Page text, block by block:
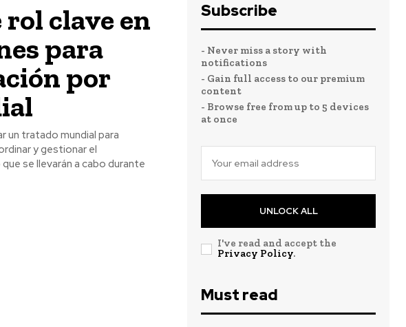
clave en
para
por
un tratado mundial para
y gestionar el
se llevarán a cabo durante
Subscribe
- Never miss a story with
notifications
- Gain full access to our premium
content
- Browse free from up to 5 devices
at once
UNLOCK ALL
I've read and accept the
Privacy Policy.
Must read